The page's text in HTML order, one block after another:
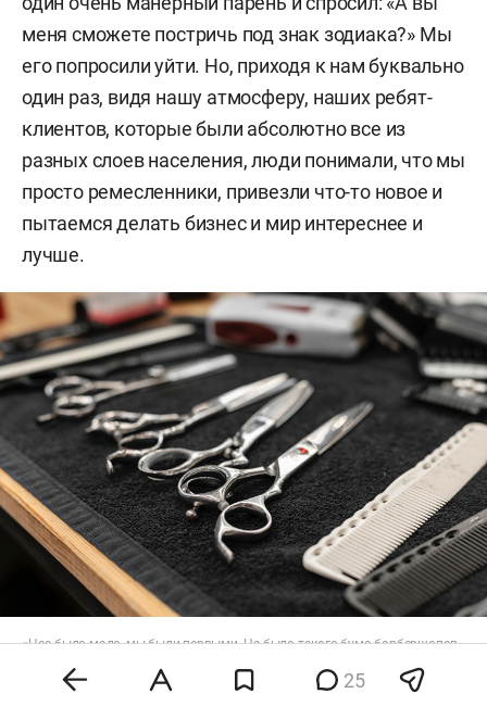
меня сможете постричь под знак зодиака?» Мы
его попросили уйти. Но, приходя к нам буквально
один раз, видя нашу атмосферу, наших ребят-
клиентов, которые были абсолютно все из
разных слоев населения, люди понимали, что мы
просто ремесленники, привезли что-то новое и
пытаемся делать бизнес и мир интереснее и
лучше.
«Нас было мало, мы были первыми. Не было такого бума барбершопов,
ru.freepik.com 25